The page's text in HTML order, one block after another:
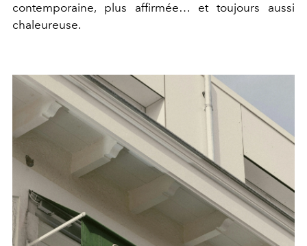
contemporaine, plus affirmée… et toujours aussi
chaleureuse.